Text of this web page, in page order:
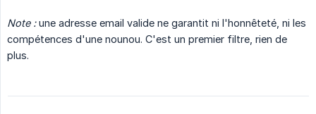
Note :une adresse email valide ne garantit ni l'honnêteté, ni les
compétences d'une nounou. C'est un premier filtre, rien de
plus.